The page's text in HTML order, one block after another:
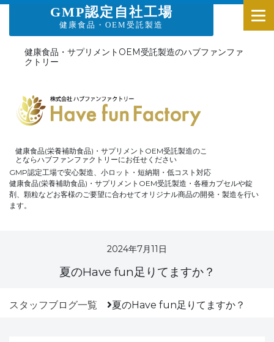
GMP認定自社工場
健康食品・OEM受託製造
健康食品・サプリメントOEM受託製造のハブファンファ
クトリー
健康食品(栄養補助食品)・サプリメントOEM受託製造のこ
とならハブファンファクトリーにお任せください
GMP認定工場で安心製造、小ロット・短納期・低コスト対応
健康食品(栄養補助食品)・サプリメントOEM受託製造・各種カプセルや錠
剤、顆粒などお客様のご要望に合わせてオリジナル商品の開発・製造を行い
ます。
2024年7月11日
夏のHave fun足りてますか？
スタッフブログ一覧 夏のHave fun足りてますか？